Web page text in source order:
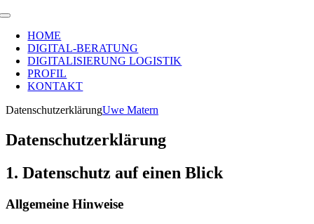
Zum
springen
Toggle
Navigation
HOME
DIGITAL-BERATUNG
DIGITALISIERUNG LOGISTIK
PROFIL
KONTAKT
DatenschutzerklärungUwe Matern
Datenschutzerklärung
1. Datenschutz auf einen Blick
Allgemeine Hinweise